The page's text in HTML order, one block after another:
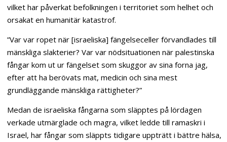
vilket har påverkat befolkningen i territoriet som helhet och
orsakat en humanitär katastrof.
”Var var ropet när [israeliska] fängelseceller förvandlades till
mänskliga slakterier? Var var nödsituationen när palestinska
fångar kom ut ur fängelset som skuggor av sina forna jag,
efter att ha berövats mat, medicin och sina mest
grundläggande mänskliga rättigheter?”
Medan de israeliska fångarna som släpptes på lördagen
verkade utmärglade och magra, vilket ledde till ramaskri i
Israel, har fångar som släppts tidigare uppträtt i bättre hälsa,